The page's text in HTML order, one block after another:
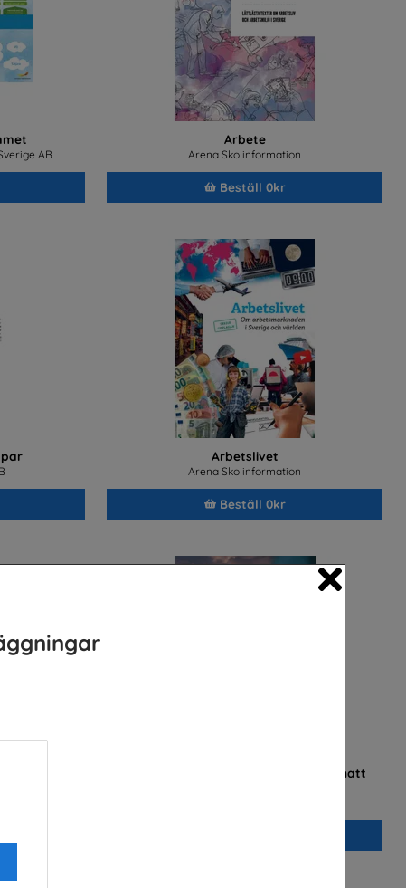
AB
Arbete
Arena Skolinformation
Beställ 0kr
Arbetslivet
Arena Skolinformation
Beställ 0kr
och jobba
När jobbet är ett äventyr dag som natt